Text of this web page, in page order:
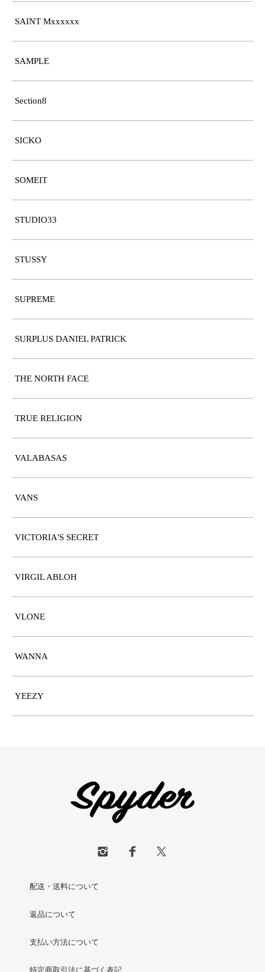
SAINT Mxxxxxx
SAMPLE
Section8
SICKO
SOMEIT
STUDIO33
STUSSY
SUPREME
SURPLUS DANIEL PATRICK
THE NORTH FACE
TRUE RELIGION
VALABASAS
VANS
VICTORIA'S SECRET
VIRGIL ABLOH
VLONE
WANNA
YEEZY
配送・送料について
返品について
支払い方法について
特定商取引法に基づく表記